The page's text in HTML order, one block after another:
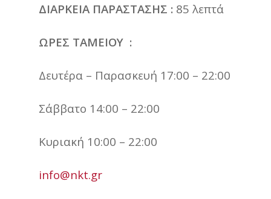
ΔΙΑΡΚΕΙΑ ΠΑΡΑΣΤΑΣΗΣ : 85 λεπτά
ΩΡΕΣ ΤΑΜΕΙΟΥ :
Δευτέρα – Παρασκευή 17:00 – 22:00
Σάββατο 14:00 – 22:00
Κυριακή 10:00 – 22:00
info@nkt.gr